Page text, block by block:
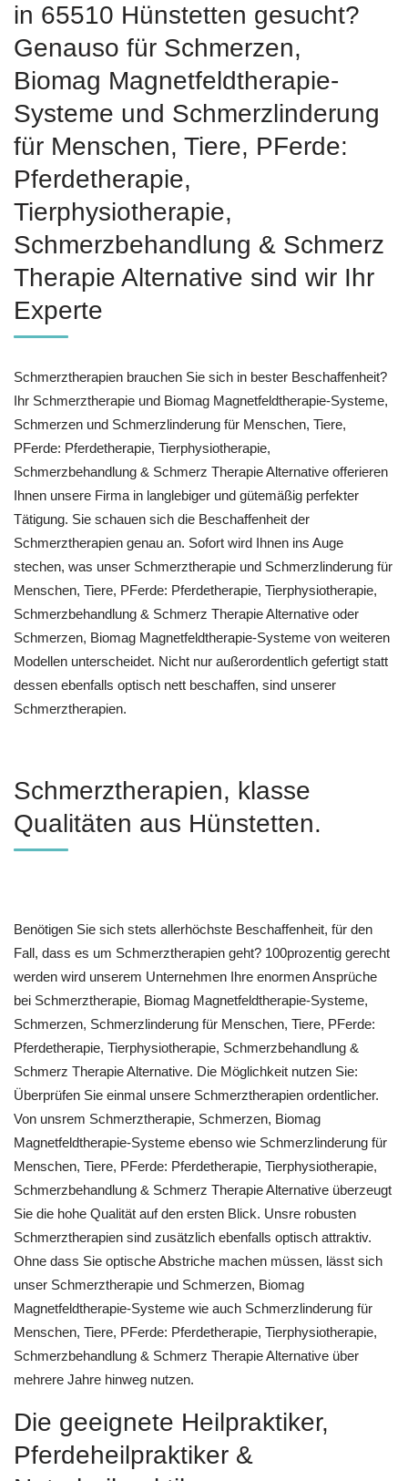
in 65510 Hünstetten gesucht?
Genauso für Schmerzen,
Biomag Magnetfeldtherapie-
Systeme und Schmerzlinderung
für Menschen, Tiere, PFerde:
Pferdetherapie,
Tierphysiotherapie,
Schmerzbehandlung & Schmerz
Therapie Alternative sind wir Ihr
Experte
Schmerztherapien brauchen Sie sich in bester Beschaffenheit?
Ihr Schmerztherapie und Biomag Magnetfeldtherapie-Systeme,
Schmerzen und Schmerzlinderung für Menschen, Tiere,
PFerde: Pferdetherapie, Tierphysiotherapie,
Schmerzbehandlung & Schmerz Therapie Alternative offerieren
Ihnen unsere Firma in langlebiger und gütemäßig perfekter
Tätigung. Sie schauen sich die Beschaffenheit der
Schmerztherapien genau an. Sofort wird Ihnen ins Auge
stechen, was unser Schmerztherapie und Schmerzlinderung für
Menschen, Tiere, PFerde: Pferdetherapie, Tierphysiotherapie,
Schmerzbehandlung & Schmerz Therapie Alternative oder
Schmerzen, Biomag Magnetfeldtherapie-Systeme von weiteren
Modellen unterscheidet. Nicht nur außerordentlich gefertigt statt
dessen ebenfalls optisch nett beschaffen, sind unserer
Schmerztherapien.
Schmerztherapien, klasse
Qualitäten aus Hünstetten.
Benötigen Sie sich stets allerhöchste Beschaffenheit, für den
Fall, dass es um Schmerztherapien geht? 100prozentig gerecht
werden wird unserem Unternehmen Ihre enormen Ansprüche
bei Schmerztherapie, Biomag Magnetfeldtherapie-Systeme,
Schmerzen, Schmerzlinderung für Menschen, Tiere, PFerde:
Pferdetherapie, Tierphysiotherapie, Schmerzbehandlung &
Schmerz Therapie Alternative. Die Möglichkeit nutzen Sie:
Überprüfen Sie einmal unsere Schmerztherapien ordentlicher.
Von unsrem Schmerztherapie, Schmerzen, Biomag
Magnetfeldtherapie-Systeme ebenso wie Schmerzlinderung für
Menschen, Tiere, PFerde: Pferdetherapie, Tierphysiotherapie,
Schmerzbehandlung & Schmerz Therapie Alternative überzeugt
Sie die hohe Qualität auf den ersten Blick. Unsre robusten
Schmerztherapien sind zusätzlich ebenfalls optisch attraktiv.
Ohne dass Sie optische Abstriche machen müssen, lässt sich
unser Schmerztherapie und Schmerzen, Biomag
Magnetfeldtherapie-Systeme wie auch Schmerzlinderung für
Menschen, Tiere, PFerde: Pferdetherapie, Tierphysiotherapie,
Schmerzbehandlung & Schmerz Therapie Alternative über
mehrere Jahre hinweg nutzen.
Die geeignete Heilpraktiker,
Pferdeheilpraktiker &